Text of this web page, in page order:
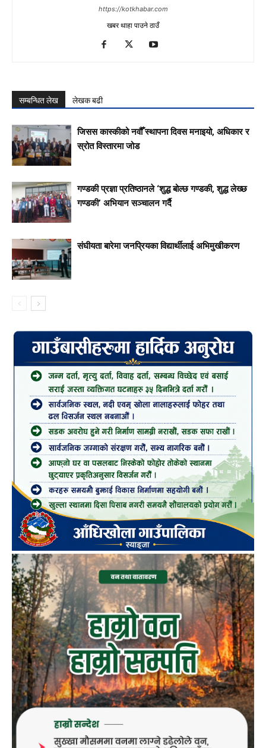
https://kotkhabar.com
खबर थाहा पाउने ठाउँ
सम्बन्धित लेख लेखक बढी
जिसस कास्कीको नवौँ स्थापना दिवस मनाइयो, अधिकार र
स्रोत विस्तारमा जोड
गण्डकी प्रज्ञा प्रतिष्ठानले ‘शुद्ध बोल्छ गण्डकी, शुद्ध लेख्छ
गण्डकी’ अभियान सञ्चालन गर्दै
संघीयता बारेमा जनप्रियका विद्यार्थीलाई अभिमुखीकरण